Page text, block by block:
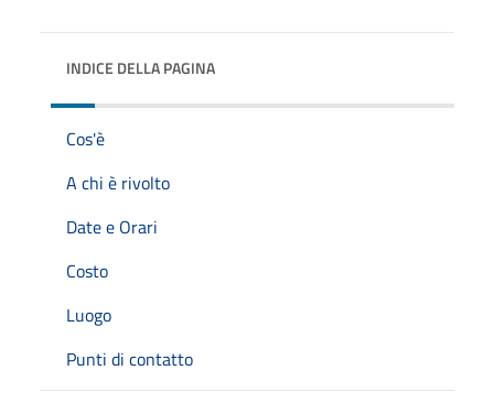
INDICE DELLA PAGINA
Cos'è
A chi è rivolto
Date e Orari
Costo
Luogo
Punti di contatto